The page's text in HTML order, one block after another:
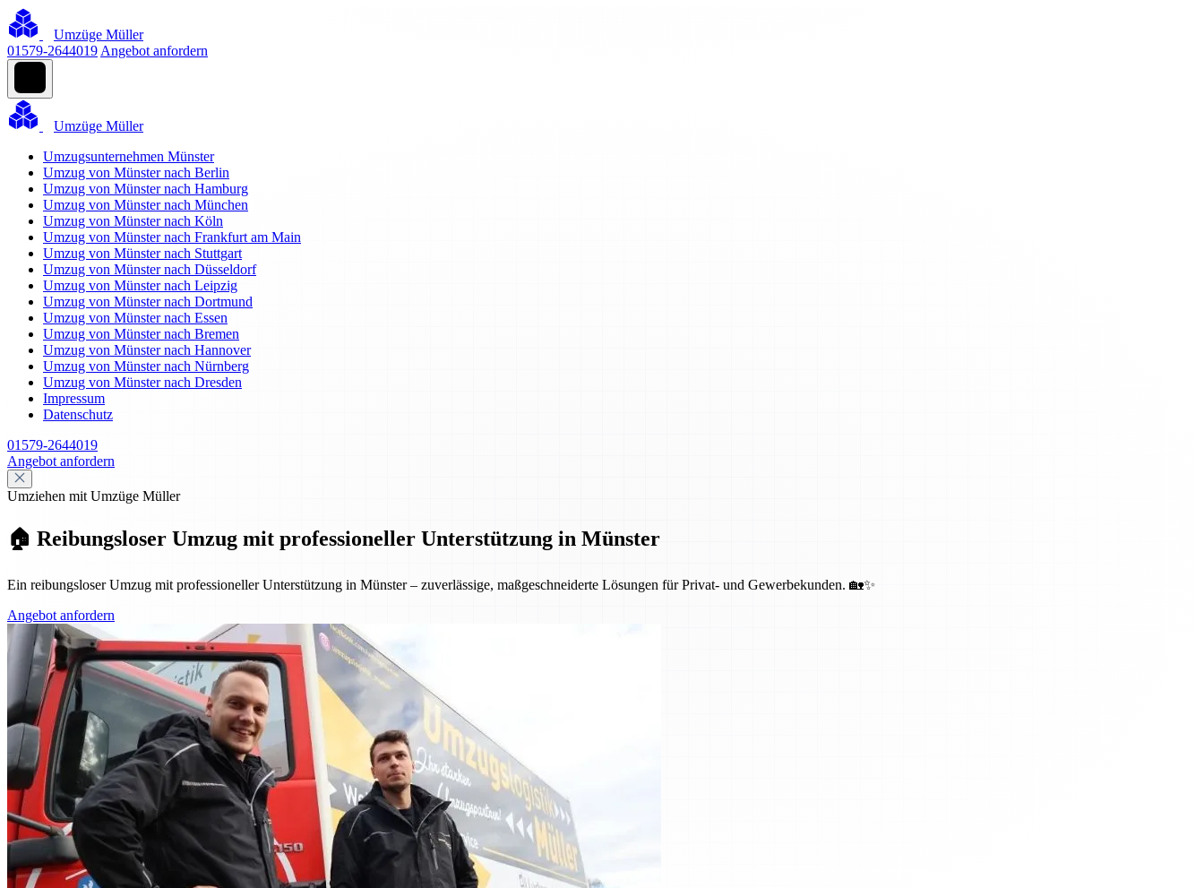
Umzüge Müller
01579-2644019 Angebot anfordern
Umzüge Müller
Umzugsunternehmen Münster
Umzug von Münster nach Berlin
Umzug von Münster nach Hamburg
Umzug von Münster nach München
Umzug von Münster nach Köln
Umzug von Münster nach Frankfurt am Main
Umzug von Münster nach Stuttgart
Umzug von Münster nach Düsseldorf
Umzug von Münster nach Leipzig
Umzug von Münster nach Dortmund
Umzug von Münster nach Essen
Umzug von Münster nach Bremen
Umzug von Münster nach Hannover
Umzug von Münster nach Nürnberg
Umzug von Münster nach Dresden
Impressum
Datenschutz
01579-2644019
Angebot anfordern
Umziehen mit Umzüge Müller
🏠 Reibungsloser Umzug mit professioneller Unterstützung in Münster
Ein reibungsloser Umzug mit professioneller Unterstützung in Münster – zuverlässige, maßgeschneiderte Lösungen für Privat- und Gewerbekunden. 🏡✨
Angebot anfordern